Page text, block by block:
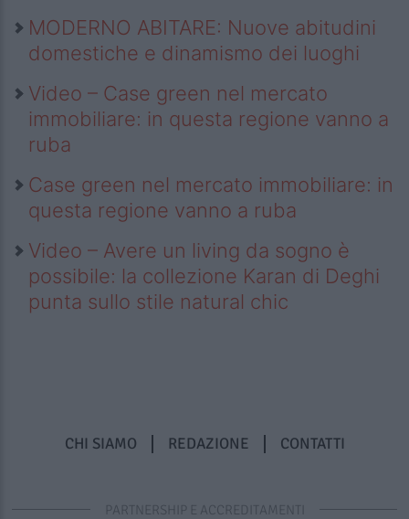
MODERNO ABITARE: Nuove abitudini
domestiche e dinamismo dei luoghi
Video – Case green nel mercato
immobiliare: in questa regione vanno a
ruba
Case green nel mercato immobiliare: in
questa regione vanno a ruba
Video – Avere un living da sogno è
possibile: la collezione Karan di Deghi
punta sullo stile natural chic
CHI SIAMO REDAZIONE CONTATTI
PARTNERSHIP E ACCREDITAMENTI